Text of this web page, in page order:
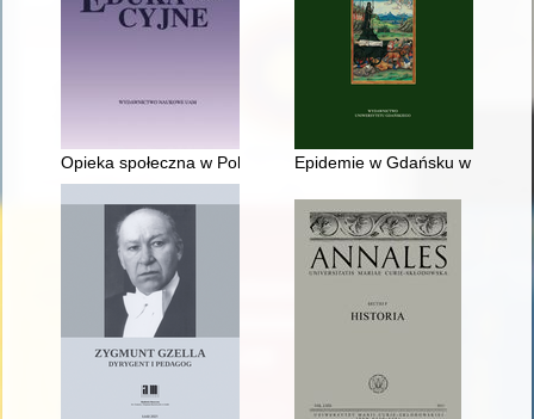
Opieka społeczna w Polsce do końca XVIII wieku - recenzja]
Epidemie w Gdańsku w XVII i